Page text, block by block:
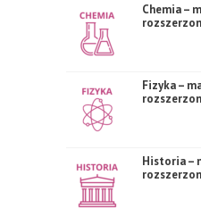
Chemia –
Fizyka –
Historia –